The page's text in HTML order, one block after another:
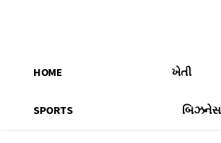
HOME ખેતી
SPORTS બિઝનેસ